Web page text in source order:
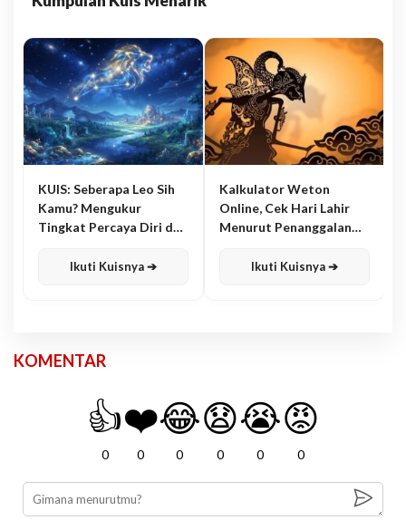
KUIS: Seberapa Leo Sih
Kamu? Mengukur
Tingkat Percaya Diri dan
Ikuti Kuisnya ➔
Kalkulator Weton
Online, Cek Hari Lahir
Menurut Penanggalan
Ikuti Kuisnya ➔
KOMENTAR
👍
0
❤️
0
😂
0
😧
0
😭
0
😡
0